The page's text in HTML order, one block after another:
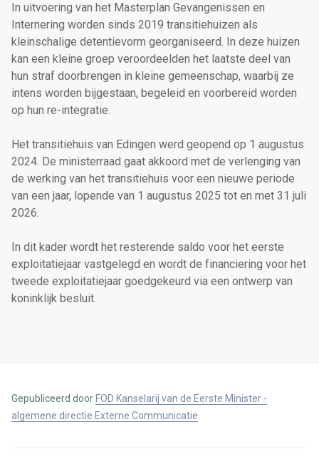
In uitvoering van het Masterplan Gevangenissen en
Internering worden sinds 2019 transitiehuizen als
kleinschalige detentievorm georganiseerd. In deze huizen
kan een kleine groep veroordeelden het laatste deel van
hun straf doorbrengen in kleine gemeenschap, waarbij ze
intens worden bijgestaan, begeleid en voorbereid worden
op hun re-integratie.
Het transitiehuis van Edingen werd geopend op 1 augustus
2024. De ministerraad gaat akkoord met de verlenging van
de werking van het transitiehuis voor een nieuwe periode
van een jaar, lopende van 1 augustus 2025 tot en met 31 juli
2026.
In dit kader wordt het resterende saldo voor het eerste
exploitatiejaar vastgelegd en wordt de financiering voor het
tweede exploitatiejaar goedgekeurd via een ontwerp van
koninklijk besluit.
Gepubliceerd door FOD Kanselarij van de Eerste Minister -
algemene directie Externe Communicatie